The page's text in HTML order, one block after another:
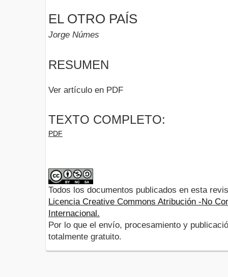
EL OTRO PAÍS
Jorge Númes
RESUMEN
Ver artículo en PDF
TEXTO COMPLETO:
PDF
Todos los documentos publicados en esta
Licencia Creative Commons Atribución -No
Internacional.
Por lo que el envío, procesamiento y
totalmente gratuito.